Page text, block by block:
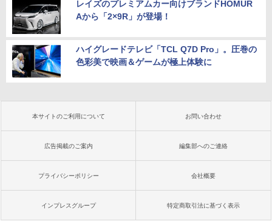
レイズのプレミアムカー向けブランドHOMUR
Aから「2×9R」が登場！
ハイグレードテレビ「TCL Q7D Pro」。圧巻の
色彩美で映画＆ゲームが極上体験に
本サイトのご利用について お問い合わせ
広告掲載のご案内 編集部へのご連絡
プライバシーポリシー 会社概要
インプレスグループ 特定商取引法に基づく表示